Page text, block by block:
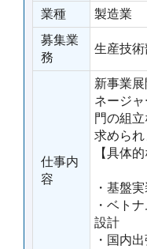
業種
製造業
募集業
務
生産技
仕事内
容
新事業
ネージ
門の組
求められ
【具体
・基盤
・ベト
設計
・国内